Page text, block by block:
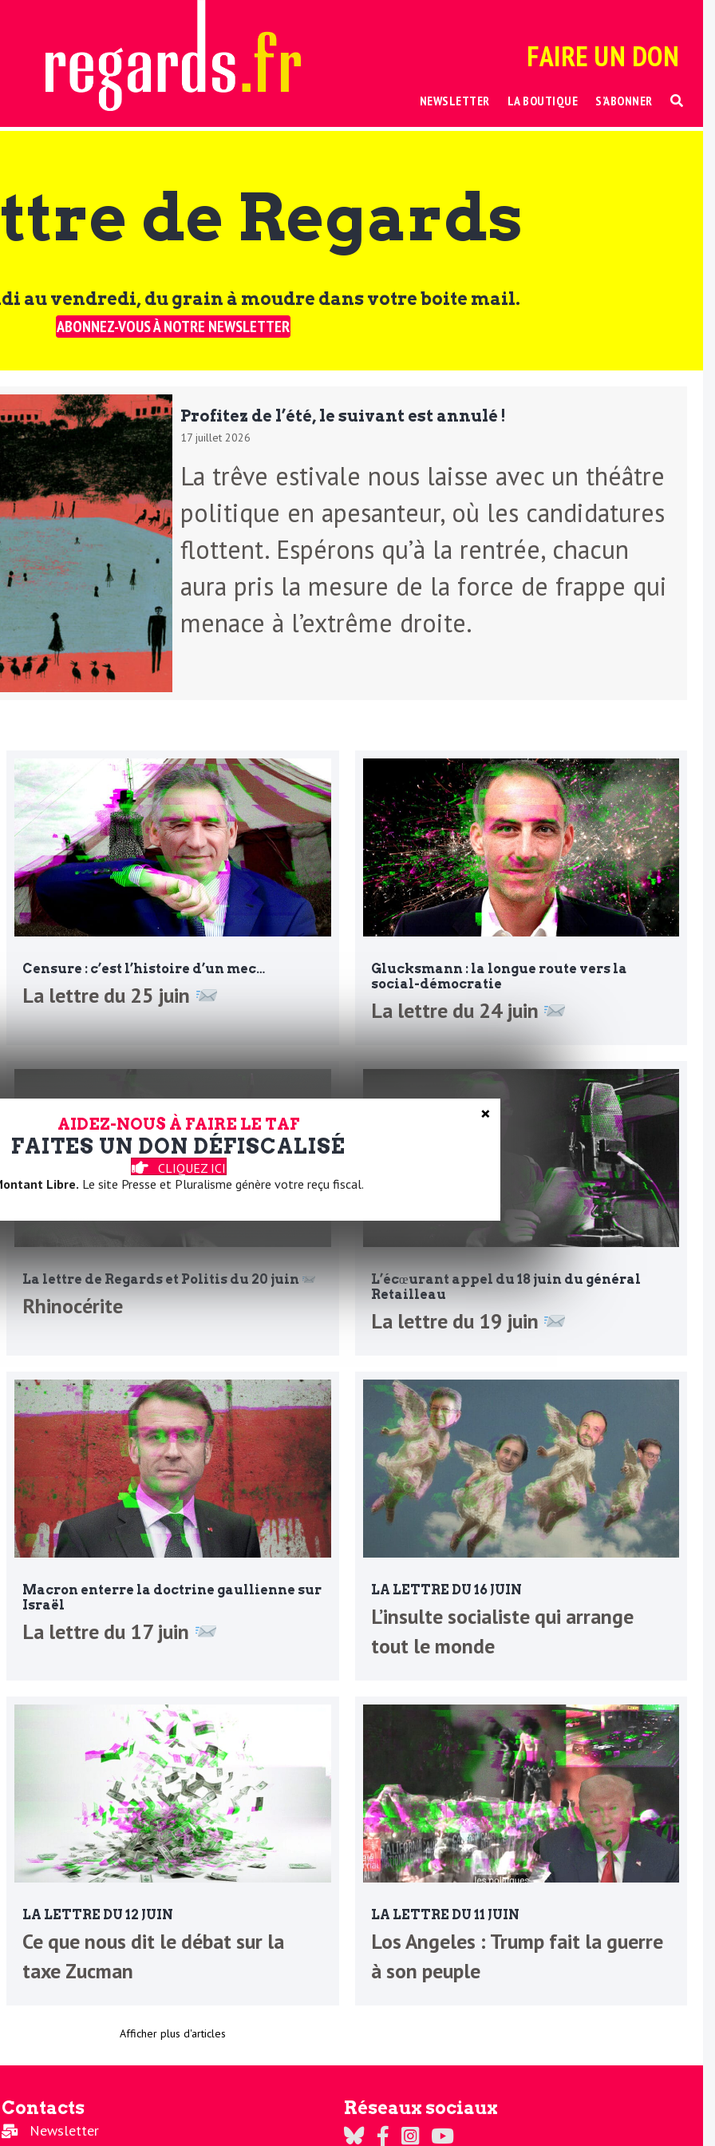
FAIRE UN DON
NEWSLETTER LA BOUTIQUE S’ABONNER
de Regards
au vendredi, du grain à moudre dans votre boite mail.
ABONNEZ-VOUS À NOTRE NEWSLETTER
Profitez de l’été, le suivant est annulé !
17 juillet 2026
La trêve estivale nous laisse avec un théâtre
politique en apesanteur, où les candidatures
flottent. Espérons qu’à la rentrée, chacun
aura pris la mesure de la force de frappe qui
menace à l’extrême droite.
Censure : c’est l’histoire d’un mec…
La lettre du 25 juin
Glucksmann : la longue route vers la
social-démocratie
La lettre du 24 juin
La lettre de Regards et Politis du 20 juin
Rhinocérite
L’écœurant appel du 18 juin du général
Retailleau
La lettre du 19 juin
Macron enterre la doctrine gaullienne sur
Israël
La lettre du 17 juin
LA LETTRE DU 16 JUIN
L’insulte socialiste qui arrange
tout le monde
LA LETTRE DU 12 JUIN
Ce que nous dit le débat sur la
taxe Zucman
LA LETTRE DU 11 JUIN
Los Angeles : Trump fait la guerre
à son peuple
Afficher plus d'articles
Contacts
Newsletter
Réseaux sociaux
Regards sur Twitter
Regards sur Facebook
Regards sur Instagram
La chaine Regards sur Youtube
AIDEZ-NOUS À FAIRE LE TAF
FAITES UN DON DÉFISCALISÉ
CLIQUEZ ICI
Libre. Le site Presse et Pluralisme génère votre reçu fiscal.
×